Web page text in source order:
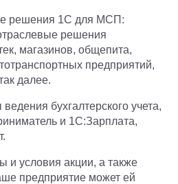
решения 1С для МСП:
решения
магазинов, общепита,
предприятий,
далее.
бухгалтерского учета,
и 1С:Зарплата,
и условия акции, а также
предприятие может ей